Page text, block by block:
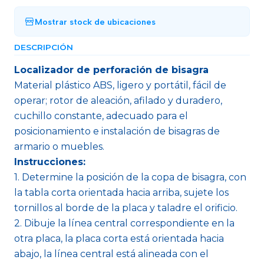
Mostrar stock de ubicaciones
DESCRIPCIÓN
Localizador de perforación de bisagra
Material plástico ABS, ligero y portátil, fácil de
operar; rotor de aleación, afilado y duradero,
cuchillo constante, adecuado para el
posicionamiento e instalación de bisagras de
armario o muebles.
Instrucciones:
1. Determine la posición de la copa de bisagra, con
la tabla corta orientada hacia arriba, sujete los
tornillos al borde de la placa y taladre el orificio.
2. Dibuje la línea central correspondiente en la
otra placa, la placa corta está orientada hacia
abajo, la línea central está alineada con el